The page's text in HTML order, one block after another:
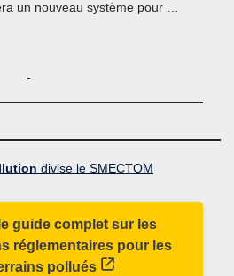
un nouveau système pour …
divise le SMECTOM
guide complet sur les
réglementaires pour les
pollués